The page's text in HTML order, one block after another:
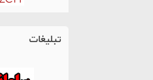
تبلیغات